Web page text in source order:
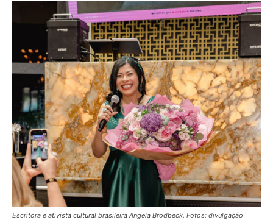
Escritora e ativista cultural brasileira Angela Brodbeck. Fotos: divulgação